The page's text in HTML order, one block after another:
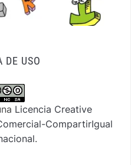
DE USO
Licencia Creative
CompartirIgual
.